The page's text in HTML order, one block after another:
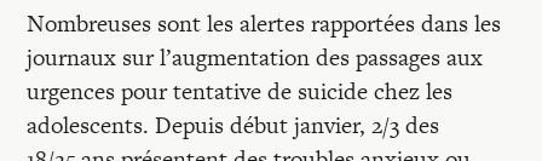
Blocs-notes
Nombreuses sont les alertes rapportées dans les
journaux sur l’augmentation des passages aux
urgences pour tentative de suicide chez les
adolescents. Depuis début janvier, 2/3 des